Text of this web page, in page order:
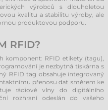
výrobců s dlouholetou
kvalitu a stabilitu výroby, ale
produktovou podporu.
RFID?
komponent: RFID etikety (tagu),
je nezbytná tiskárna s
RFID tag obsahuje integrovaný
přenosu dat směrem ke
rádiové vlny do digitálního
rozhraní odeslán do vašeho